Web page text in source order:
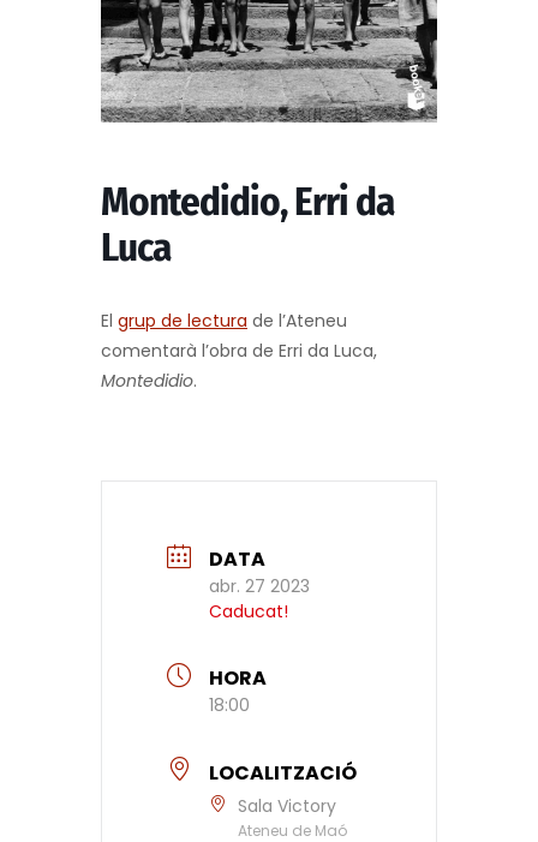
Montedidio, Erri da
Luca
El grup de lectura de l’Ateneu
comentarà l’obra de Erri da Luca,
Montedidio.
DATA
abr. 27 2023
Caducat!
HORA
18:00
LOCALITZACIÓ
Sala Victory
Ateneu de Maó